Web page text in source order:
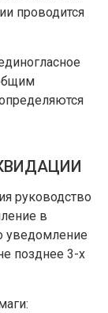
проводится
руководство
в
уведомление
позднее 3-х